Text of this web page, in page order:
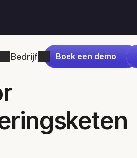
Bedrijf Boek een demo